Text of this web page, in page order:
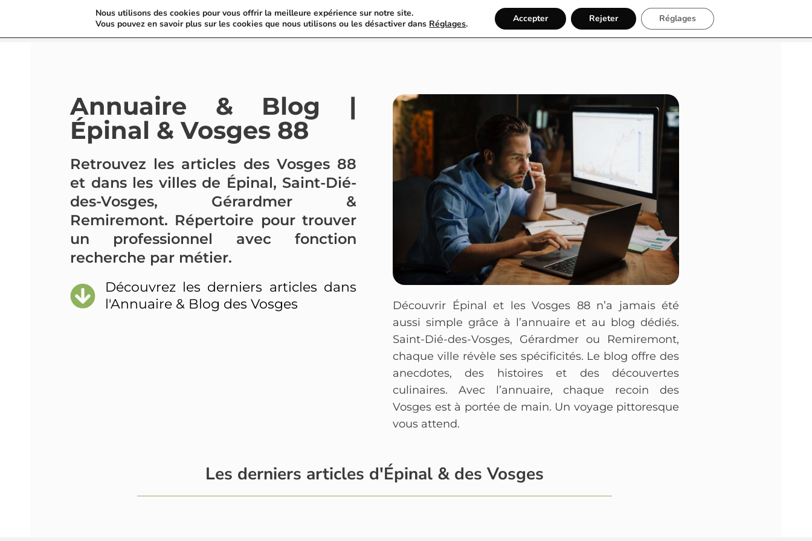
France Annuaire Rechercher Inscription
Annuaire & Blog |
Épinal & Vosges 88
Retrouvez les articles des Vosges 88
et dans les villes de Épinal, Saint-Dié-
des-Vosges, Gérardmer &
Remiremont. Répertoire pour trouver
un professionnel avec fonction
recherche par métier.
Découvrez les derniers articles dans
l'Annuaire & Blog des Vosges
Découvrir Épinal et les Vosges 88 n’a jamais été
aussi simple grâce à l’annuaire et au blog dédiés.
Saint-Dié-des-Vosges, Gérardmer ou Remiremont,
chaque ville révèle ses spécificités. Le blog offre des
anecdotes, des histoires et des découvertes
culinaires. Avec l’annuaire, chaque recoin des
Vosges est à portée de main. Un voyage pittoresque
vous attend.
Les derniers articles d'Épinal & des Vosges
Nous utilisons des cookies pour vous offrir la meilleure expérience sur notre site.
Vous pouvez en savoir plus sur les cookies que nous utilisons ou les désactiver dans Réglages. Accepter Rejeter Réglages